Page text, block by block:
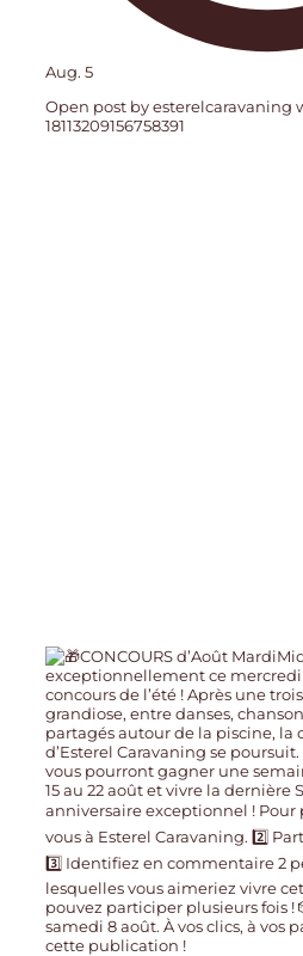
Aug. 5
Open post by esterelcaravaning
18113209156758391